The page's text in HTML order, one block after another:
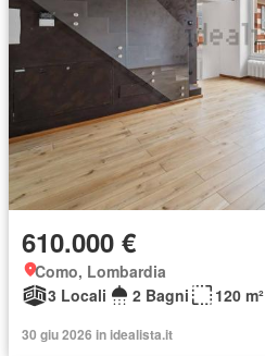
610.000 €
Como, Lombardia
3 Locali
2 Bagni 120 m²
30 giu 2026 in idealista.it